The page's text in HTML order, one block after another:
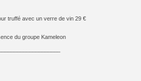
truffé avec un verre de vin 29 €
du groupe Kameleon